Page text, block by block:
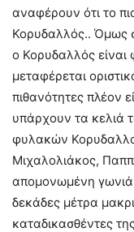
αναφέρουν ότι το
Κορυδαλλός.. Όμως
ο Κορυδαλλός
μεταφέρεται
πιθανότητες πλέον
υπάρχουν τα κελιά
φυλακών
Μιχαλολιάκος,
απομονωμένη
δεκάδες μέτρα
καταδικασθέντες